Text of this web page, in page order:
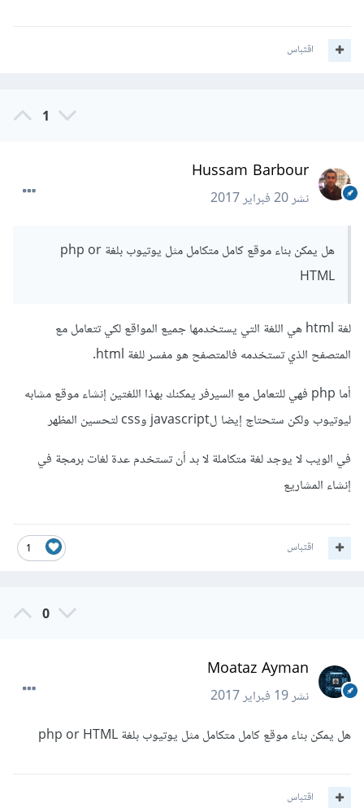
اقتباس
1
Hussam Barbour
نشر20 فبراير 2017
هل يمكن بناء موقع كامل متكامل مثل يوتيوب بلغة php or
HTML
لغة html هي اللغة التي يستخدمها جميع المواقع لكي تتعامل مع
المتصفح الذي تستخدمه فالمتصفح هو مفسر للغة html.
أما php فهي للتعامل مع السيرفر يمكنك بهذا اللغتين إنشاء موقع مشابه
ليوتيوب ولكن ستحتاج إيضا لjavascript وcss لتحسين المظهر
في الويب لا يوجد لغة متكاملة لا بد أن تستخدم عدة لغات برمجة في
إنشاء المشاريع
1 اقتباس
0
Moataz Ayman
نشر19 فبراير 2017
هل يمكن بناء موقع كامل متكامل مثل يوتيوب بلغة php or HTML
اقتباس